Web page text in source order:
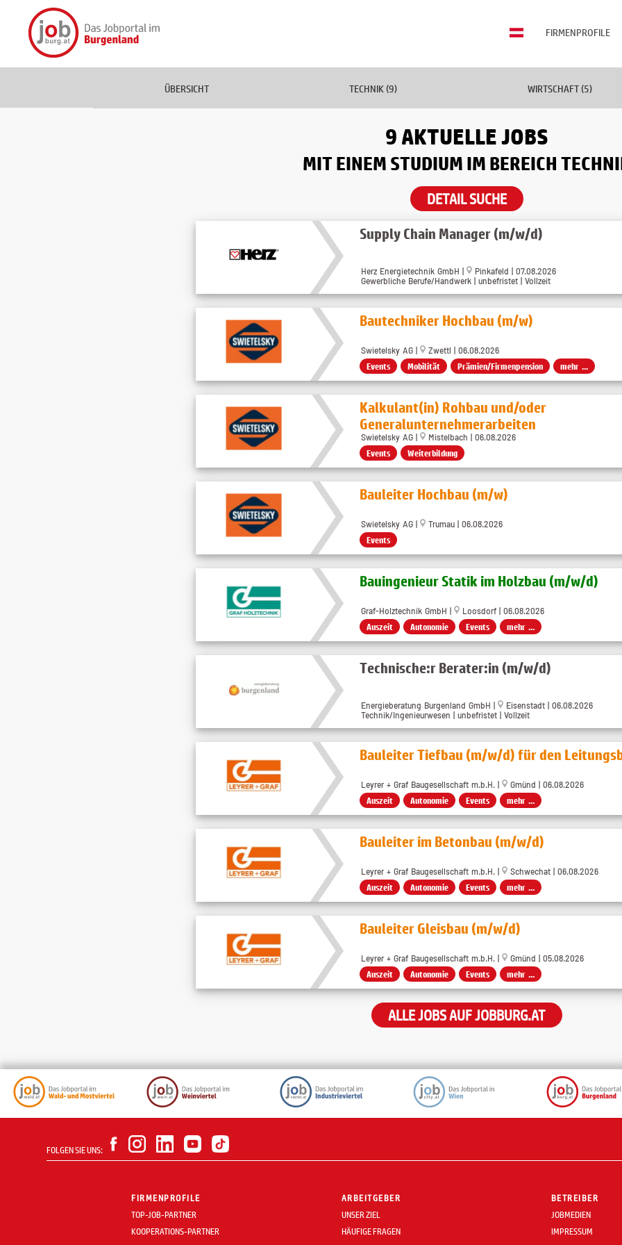
FIRMENPROFILE
ÜBERSICHT TECHNIK (9) WIRTSCHAFT (5)
9 AKTUELLE JOBS
MIT EINEM STUDIUM IM BEREICH
DETAIL SUCHE
Supply Chain Manager (m/w/d)
Herz Energietechnik GmbH | Pinkafeld | 07.08.2026
Gewerbliche Berufe/Handwerk | unbefristet | Vollzeit
Bautechniker Hochbau (m/w)
Swietelsky AG | Zwettl | 06.08.2026
Events Mobilität Prämien/Firmenpension mehr ...
Kalkulant(in) Rohbau und/oder
Generalunternehmerarbeiten
Swietelsky AG | Mistelbach | 06.08.2026
Events Weiterbildung
Bauleiter Hochbau (m/w)
Swietelsky AG | Trumau | 06.08.2026
Events
Bauingenieur Statik im Holzbau (m/w/d)
Graf-Holztechnik GmbH | Loosdorf | 06.08.2026
Auszeit Autonomie Events mehr ...
Technische:r Berater:in (m/w/d)
Energieberatung Burgenland GmbH | Eisenstadt | 06.08.2026
Technik/Ingenieurwesen | unbefristet | Vollzeit
Bauleiter Tiefbau (m/w/d) für den
Leyrer + Graf Baugesellschaft m.b.H. | Gmünd | 06.08.2026
Auszeit Autonomie Events mehr ...
Bauleiter im Betonbau (m/w/d)
Leyrer + Graf Baugesellschaft m.b.H. | Schwechat | 06.08.2026
Auszeit Autonomie Events mehr ...
Bauleiter Gleisbau (m/w/d)
Leyrer + Graf Baugesellschaft m.b.H. | Gmünd | 05.08.2026
Auszeit Autonomie Events mehr ...
ALLE JOBS AUF JOBBURG.AT
FOLGEN SIE UNS:
FIRMENPROFILE
TOP-JOB-PARTNER
KOOPERATIONS-PARTNER
ARBEITGEBER
UNSER ZIEL
HÄUFIGE FRAGEN
BETREIBER
JOBMEDIEN
IMPRESSUM